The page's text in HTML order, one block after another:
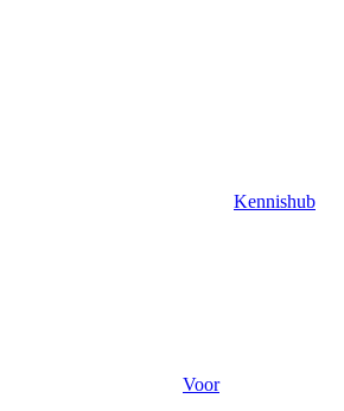
Kennishub
Voor